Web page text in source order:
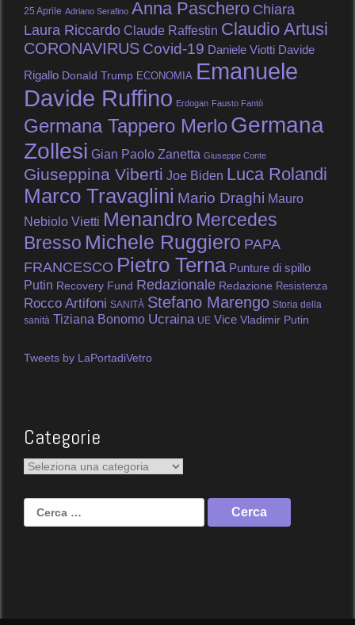
25 Aprile Adriano Serafino Anna Paschero Chiara
Laura Riccardo Claude Raffestin Claudio Artusi
CORONAVIRUS Covid-19 Daniele Viotti Davide
Rigallo Donald Trump ECONOMIA Emanuele
Davide Ruffino Erdogan Fausto Fantò
Germana Tappero MerloGermana
Zollesi Gian Paolo Zanetta Giuseppe Conte
Giuseppina Viberti Joe Biden Luca Rolandi
Marco Travaglini Mario Draghi Mauro
Nebiolo Vietti Menandro Mercedes
Bresso Michele Ruggiero PAPA
FRANCESCO Pietro Terna Punture di spillo
Putin Recovery Fund Redazionale Redazione Resistenza
Rocco Artifoni SANITÀ Stefano Marengo Storia della
sanità Tiziana Bonomo Ucraina UE Vice Vladimir Putin
Tweets by LaPortadiVetro
Categorie
Categorie
Ricerca
per: